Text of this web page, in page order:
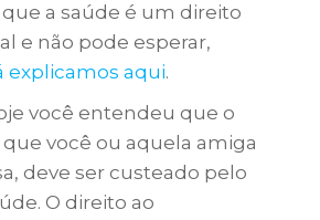
a saúde é um direito
e não pode esperar,
explicamos aqui.
você entendeu que o
você ou aquela amiga
deve ser custeado pelo
O direito ao